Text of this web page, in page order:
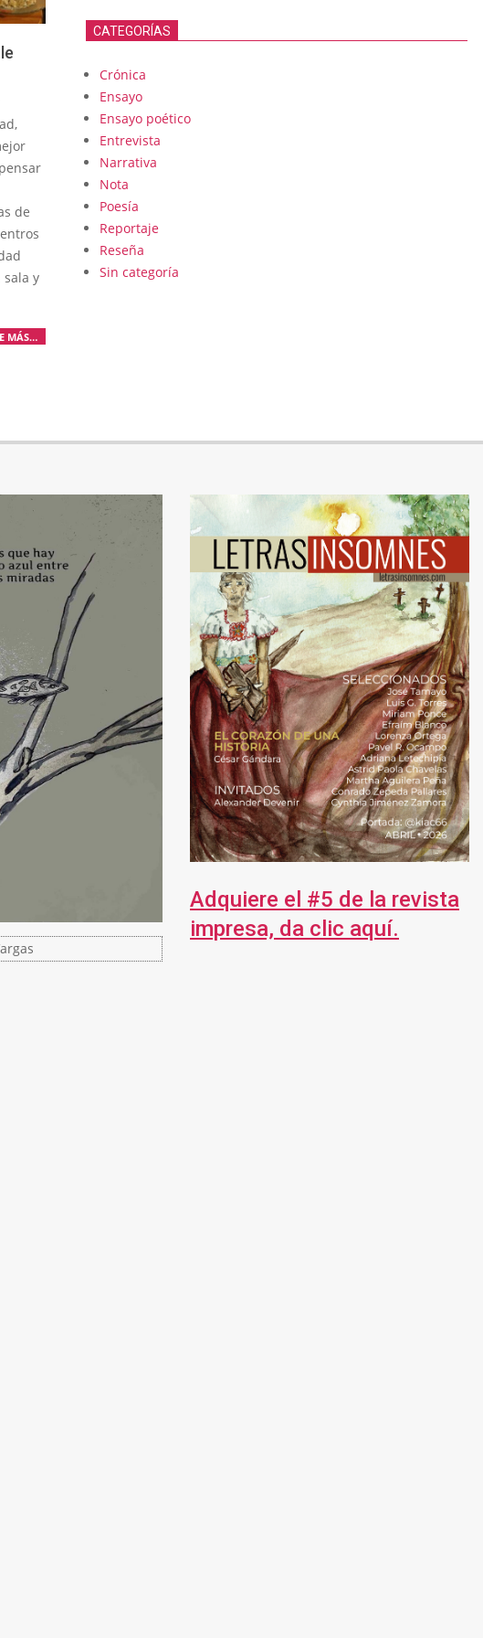
de
sala y
MÁS…
CATEGORÍAS
Crónica
Ensayo
Ensayo poético
Entrevista
Narrativa
Nota
Poesía
Reportaje
Reseña
Sin categoría
Adquiere el #5 de la revista
impresa, da clic aquí.